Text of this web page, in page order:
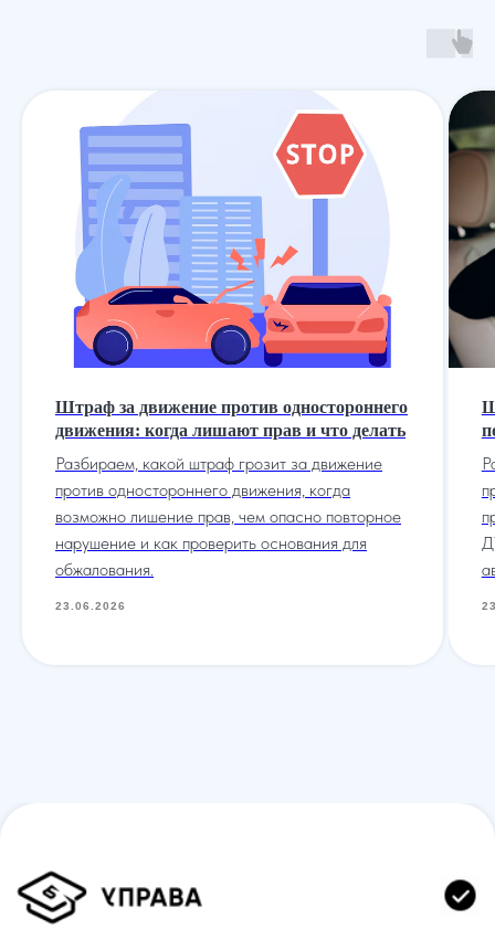
Штраф за движение против одностороннего
движения: когда лишают прав и что делать
Разбираем, какой штраф грозит за движение
против одностороннего движения, когда
возможно лишение прав, чем опасно повторное
нарушение и как проверить основания для
обжалования.
23.06.2026